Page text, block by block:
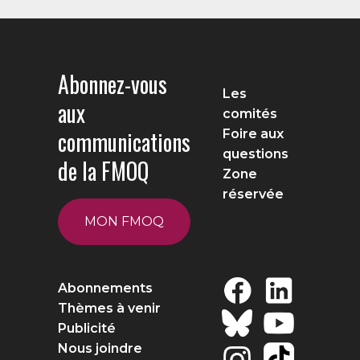
Abonnez-vous
aux
communications
de la FMOQ
MON FMOQ
Les
comités
Foire aux
questions
Zone
réservée
Abonnements
Thèmes à venir
Publicité
Nous joindre